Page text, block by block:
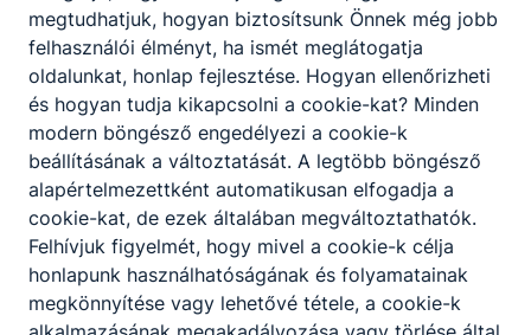
jelentkezés tényét, a megvalósítás tervezett
helyét és idejét, valamint a kiskorú tanuló
törvényes képviselőjének egyetértő
nyilatkozatát,
b) a naplóban és a törzslapon a kijelölt
oktatónak dokumentálnia kell a közösségi
szolgálat teljesítését,
c) a szakképző intézmény a közösségi
szolgálat teljesítéséről a tanulói jogviszony
tanév közbeni megszűnésekor igazolást állít
ki két példányban, amelyből egy példány a
megtudhatjuk, hogyan biztosítsunk Önnek még jobb
felhasználói élményt, ha ismét meglátogatja
oldalunkat, honlap fejlesztése. Hogyan ellenőrizheti
és hogyan tudja kikapcsolni a cookie-kat? Minden
modern böngésző engedélyezi a cookie-k
beállításának a változtatását. A legtöbb böngésző
alapértelmezettként automatikusan elfogadja a
cookie-kat, de ezek általában megváltoztathatók.
Felhívjuk figyelmét, hogy mivel a cookie-k célja
honlapunk használhatóságának és folyamatainak
megkönnyítése vagy lehetővé tétele, a cookie-k